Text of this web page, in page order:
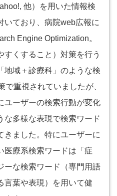
他）を用いた情報検
いており、病院web広報に
Engine Optimization。
くすること）対策を行う
地域＋診療科」のような検
重視されていましたが、
ユーザーの検索行動が変化
な多様な表現で検索ワード
きました。特にユーザーに
医療系検索ワードは「症
ーな検索ワード（専門用語
言葉や表現）を用いて健